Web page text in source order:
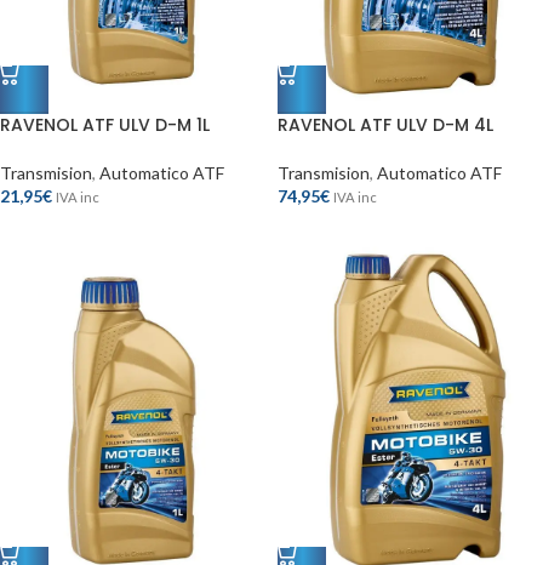
RAVENOL ATF ULV D-M 1L
Transmision, Automatico ATF
21,95€ IVA inc
RAVENOL ATF ULV D-M 4L
Transmision, Automatico ATF
74,95€ IVA inc